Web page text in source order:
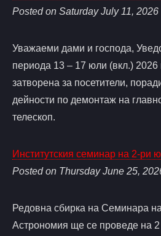
Posted on Saturday July 11, 2026
Уважаеми дами и господа,
периода 13 – 17 юли (вкл.)
затворена за посетители,
дейности по демонтаж на
телескоп.
Институтския семинар на 2-ри
Posted on Thursday June 25,
Редовна сбирка на Семинара
Астрономия ще се проведе на 2